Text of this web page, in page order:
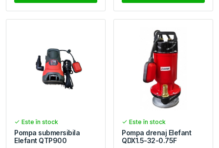
Este în stock
Pompa submersibila
Elefant QTP900
Este în stock
Pompa drenaj Elefant
QDX1.5-32-0.75F